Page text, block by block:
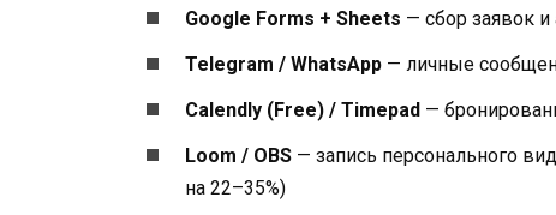
Google Forms + Sheets — сбор заявок и
Telegram / WhatsApp — личные
Calendly (Free) / Timepad —
Loom / OBS — запись персонального
на 22–35%)